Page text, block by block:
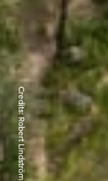
Credits:
Robert Lindström